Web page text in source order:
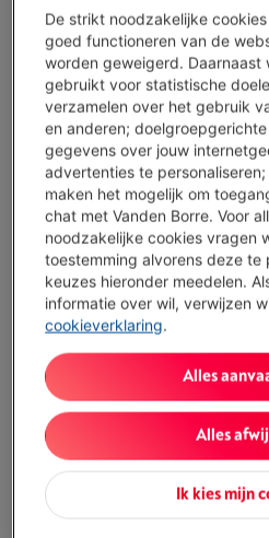
APPLE MACBOOK
CORES | 24 GB | 1
Scherm: 14.2 inch,
Retina XDR
Processor: Apple
Opslagcapaciteit:
Morgen geleverd -
€ 2.449,00
Vergelijken
APPLE MACBOOK
CORES | 24 GB | 1
Scherm: 14.2 inch,
Retina XDR
Processor: Apple
Opslagcapaciteit: 1
Morgen geleverd-
De strikt noodzakelijke
goed functioneren van de
worden geweigerd. Daarnaast
gebruikt voor statistische
verzamelen over het gebruik
en anderen;
gegevens over jouw
advertenties te
maken het mogelijk om
chat met Vanden Borre. Voor
noodzakelijke cookies vragen
toestemming alvorens deze te
keuzes hieronder meedelen.
informatie over wil, verwijzen
cookieverklaring.
Ik kies mijn
Alles
Alles